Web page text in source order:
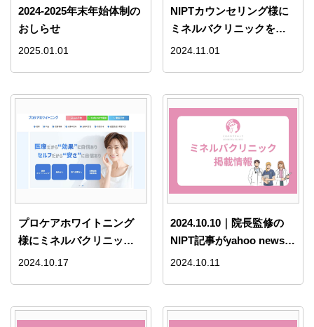
2024-2025年末年始体制の
おしらせ
2025.01.01
NIPTカウンセリング様に
ミネルバクリニックをご
紹介いただきました。
2024.11.01
プロケアホワイトニング
様にミネルバクリニック
をご紹介いただきまし
2024.10.17
2024.10.10｜院長監修の
NIPT記事がyahoo newsに
掲載されました
2024.10.11